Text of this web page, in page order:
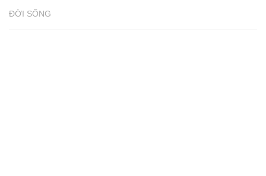
ĐỜI SỐNG